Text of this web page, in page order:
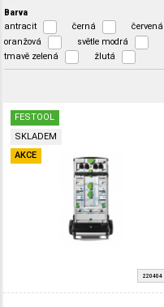
Barva
antracit černá červená
oranžová
světle modrá
tmavě zelená
žlutá
FESTOOL
SKLADEM
AKCE
220404